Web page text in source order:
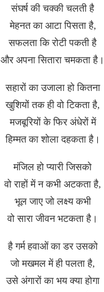
संघर्ष की चक्की चलती है
मेहनत का आटा पिसता है,
सफलता कि रोटी पकती है
और अपना सितारा चमकता है।
सहारों का उजाला हो कितना
खुशियों तक ही वो टिकता है,
मजबूरियों के फिर अंधेरों में
हिम्मत का शोला दहकता है।
मंजिल हो प्यारी जिसको
वो राहों में न कभी अटकता है,
भूल जाए जो लक्ष्य कभी
वो सारा जीवन भटकता है।
है गर्म हवाओं का डर उसको
जो मखमल में ही पलता है,
उसे अंगारों का भय क्या होगा